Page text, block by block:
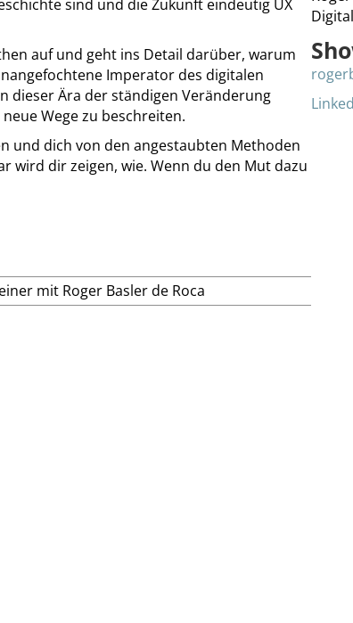
sind und die Zukunft eindeutig UX
auf und geht ins Detail darüber, warum
Imperator des digitalen
dieser Ära der ständigen Veränderung
Wege zu beschreiten.
und dich von den angestaubten Methoden
wird dir zeigen, wie. Wenn du den Mut dazu
mit Roger Basler de Roca